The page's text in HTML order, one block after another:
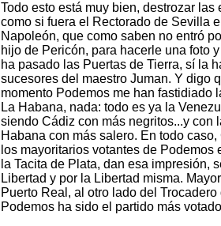
Todo esto está muy bien, destrozar
como si fuera el Rectorado de Sevilla
Napoleón, que como saben no entró
hijo de Pericón, para hacerle una foto
ha pasado las Puertas de Tierra, sí la
sucesores del maestro Juman. Y digo
momento Podemos me han fastidiado
La Habana, nada: todo es ya la
siendo Cádiz con más negritos...y con
Habana con más salero. En todo
los mayoritarios votantes de
la Tacita de Plata, dan esa impresión,
Libertad y por la Libertad misma.
Puerto Real, al otro lado del
Podemos ha sido el partido más